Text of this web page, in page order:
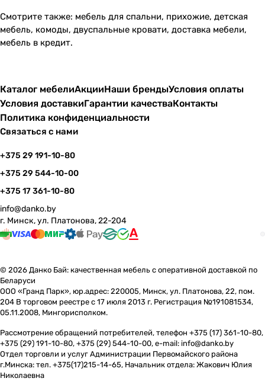
Смотрите также: мебель для спальни, прихожие, детская
мебель, комоды, двуспальные кровати, доставка мебели,
мебель в кредит.
Каталог мебелиАкцииНаши брендыУсловия оплаты
Условия доставкиГарантии качестваКонтакты
Политика конфиденциальности
Связаться с нами
+375 29 191-10-80
+375 29 544-10-00
+375 17 361-10-80
info@danko.by
г. Минск, ул. Платонова, 22-204
© 2026 Данко Бай: качественная мебель с оперативной доставкой по
Беларуси
ООО «Гранд Парк», юр.адрес: 220005, Минск, ул. Платонова, 22, пом.
204 В торговом реестре с 17 июля 2013 г. Регистрация №191081534,
05.11.2008, Мингорисполком.
Рассмотрение обращений потребителей, телефон +375 (17) 361-10-80,
+375 (29) 191-10-80, +375 (29) 544-10-00, e-mail: info@danko.by
Отдел торговли и услуг Администрации Первомайского района
г.Минска: тел. +375(17)215-14-65, Начальник отдела: Жакович Юлия
Николаевна